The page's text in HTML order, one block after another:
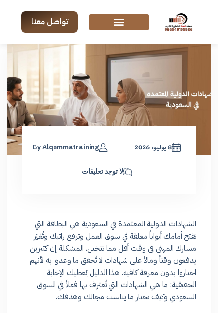
تواصل معنا
8 يوليو، 2026 By Alqemmatraining
لا توجد تعليقات
الشهادات الدولية المعتمدة في السعودية هي البطاقة التي
تفتح أمامك أبواباً مغلقة في سوق العمل وترفع راتبك وتُغيّر
مسارك المهني في وقت أقل مما تتخيل. المشكلة إن كثيرين
يدفعون وقتاً ومالاً على شهادات لا تُحقق ما وعدوا به لأنهم
اختاروا بدون معرفة كافية. هذا الدليل يُعطيك الإجابة
الحقيقية: ما هي الشهادات التي تُعترف بها فعلاً في السوق
السعودي وكيف تختار ما يناسب مجالك وهدفك.